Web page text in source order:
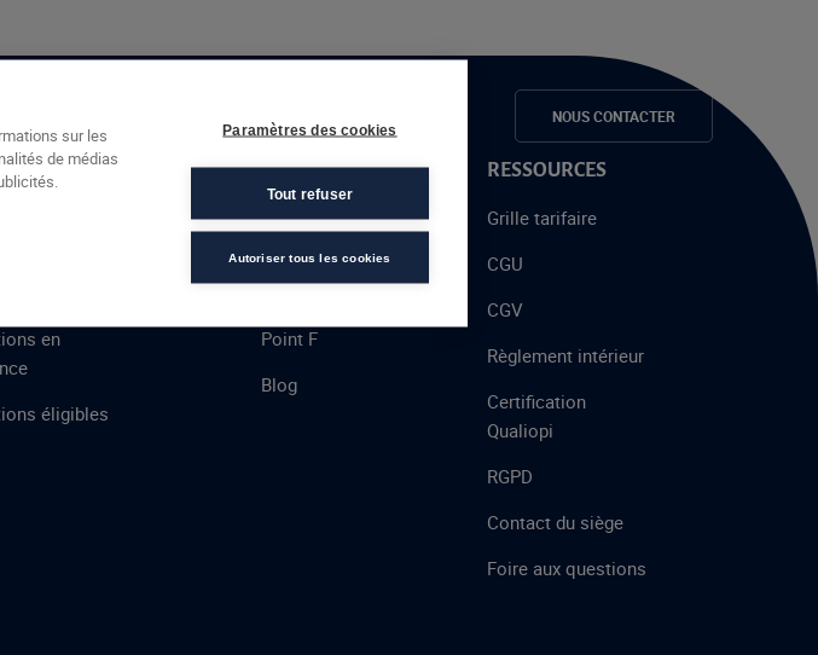
Espace candidats NOUS CONTACTER
en
éligibles
À PROPOS
Talent
Point F
Blog
RESSOURCES
Grille tarifaire
CGU
CGV
Règlement intérieur
Certification
Qualiopi
RGPD
Contact du siège
Foire aux questions
sur les
de médias
Paramètres des cookies
Tout refuser
Autoriser tous les cookies